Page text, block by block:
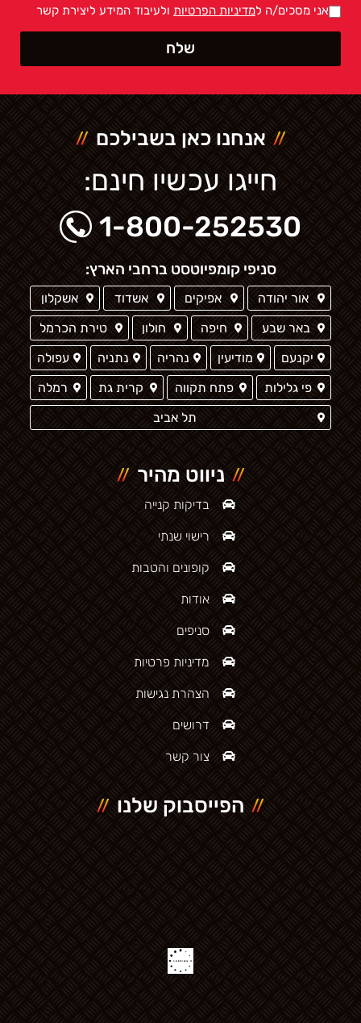
אני מסכים/ה למדיניות הפרטיות ולעיבוד המידע ליצירת קשר
אנחנו כאן בשבילכם
חייגו עכשיו חינם:
1-800-252530
סניפי קומפיוטסט ברחבי הארץ:
אור יהודה אפיקים אשדוד
אשקלון
באר שבע
חיפה חולון
טירת הכרמל
יקנעם
מודיעין נהריה נתניה
עפולה
פי גלילות
פתח תקווה קרית גת
רמלה
תל אביב
ניווט מהיר
בדיקות קנייה
רישוי שנתי
קופונים והטבות
אודות
סניפים
מדיניות פרטיות
הצהרת נגישות
דרושים
צור קשר
הפייסבוק שלנו